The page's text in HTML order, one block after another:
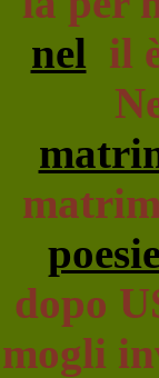
nel il
dopo
mogli